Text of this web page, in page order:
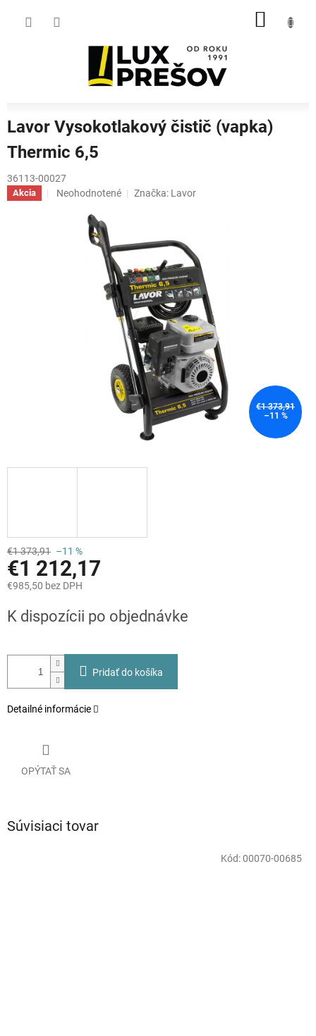
Lavor Vysokotlakový čistič (vapka)
Thermic 6,5
36113-00027
Akcia
Priemerné
produktu
hviezdičiek.
Neohodnotené Značka: Lavor
€1 373,91
–11 %
€1 373,91 –11 %
€1 212,17
€985,50 bez DPH
cena:
K dispozícii po objednávke
Pridať do košíka
Detailné informácie
OPÝTAŤ SA
Súvisiaci tovar
Kód:00070-00685